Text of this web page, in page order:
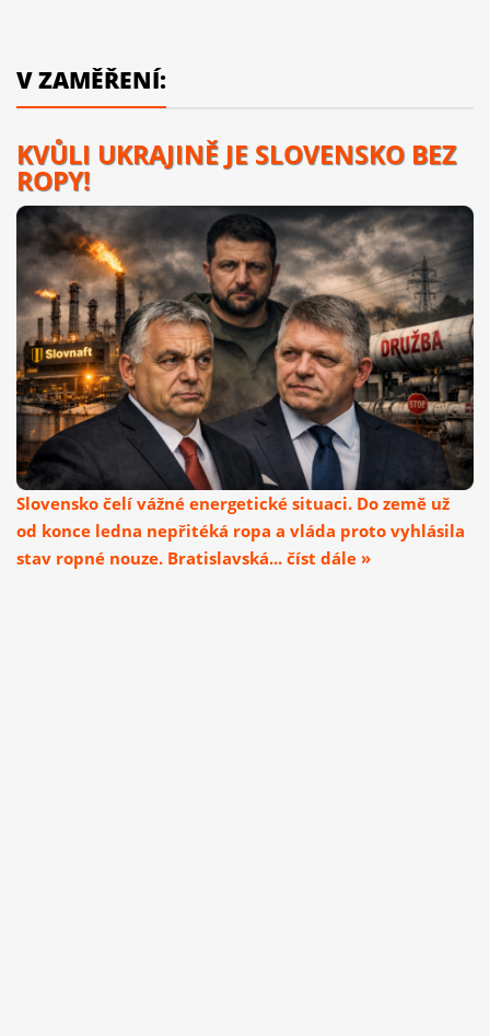
V ZAMĚŘENÍ:
KVŮLI UKRAJINĚ JE SLOVENSKO BEZ
ROPY!
Slovensko čelí vážné energetické situaci. Do země už
od konce ledna nepřitéká ropa a vláda proto vyhlásila
stav ropné nouze. Bratislavská... číst dále »